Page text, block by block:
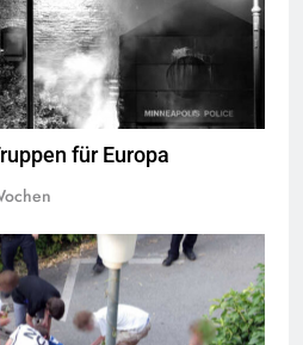
Floyd Aufstand © Chad Davis.jpg
für Europa
öffentlichen Raum zunehmend ihre
© Armin KübelbeckCC-BY-SA-3.0